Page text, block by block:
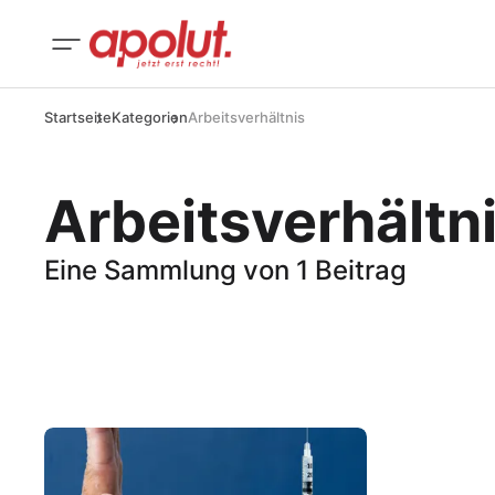
StartseiteKategorienArbeitsverhältnis
Eine Sammlung von 1 Beitrag